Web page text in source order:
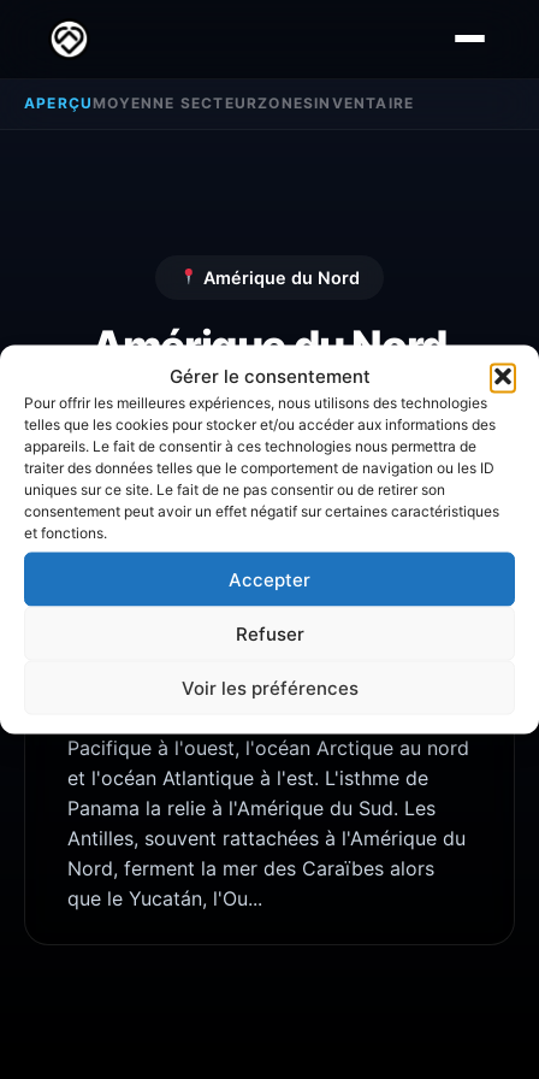
Gérer le consentement
Pour offrir les meilleures expériences, nous utilisons des technologies
telles que les cookies pour stocker et/ou accéder aux informations des
appareils. Le fait de consentir à ces technologies nous permettra de
traiter des données telles que le comportement de navigation ou les ID
uniques sur ce site. Le fait de ne pas consentir ou de retirer son
consentement peut avoir un effet négatif sur certaines caractéristiques
et fonctions.
Accepter
Refuser
Voir les préférences
APERÇUMOYENNE SECTEURZONESINVENTAIRE
Amérique du Nord
Amérique du Nord
Découvrez toutes les informations, avis et
analyses détaillées concernant la zone
Amérique du Nord.
À PROPOS DE AMÉRIQUE DU NORD
L'Amérique du Nord est un sous-continent
suivant le découpage adopté pour les
Pacifique à l'ouest, l'océan Arctique au nord
et l'océan Atlantique à l'est. L'isthme de
Panama la relie à l'Amérique du Sud. Les
Antilles, souvent rattachées à l'Amérique du
Nord, ferment la mer des Caraïbes alors
que le Yucatán, l'Ou...